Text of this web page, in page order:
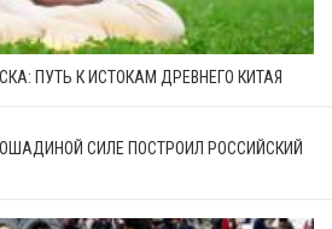
ПУТЬ К ИСТОКАМ ДРЕВНЕГО КИТАЯ
СИЛЕ ПОСТРОИЛ РОССИЙСКИЙ